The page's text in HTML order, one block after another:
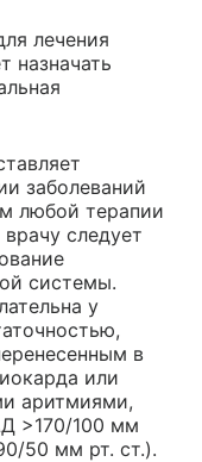
лечения
назначать
заболеваний
любой терапии
следует
системы.
у
в
или
аритмиями,
>170/100 мм
50 мм рт. ст.).